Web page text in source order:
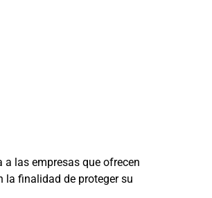
las empresas que ofrecen
la finalidad de proteger su